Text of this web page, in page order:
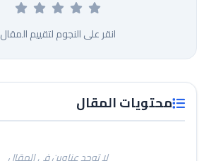
انقر على النجوم لتقييم المقال
محتويات المقال